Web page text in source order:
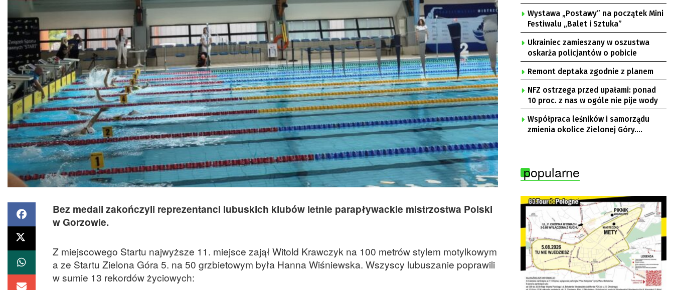
Bez medali zakończyli reprezentanci lubuskich klubów letnie parapływackie mistrzostwa Polski
w Gorzowie.
Z miejscowego Startu najwyższe 11. miejsce zajął Witold Krawczyk na 100 metrów stylem motylkowym
a ze Startu Zielona Góra 5. na 50 grzbietowym była Hanna Wiśniewska. Wszyscy lubuszanie poprawili
w sumie 13 rekordów życiowych:
Wystawa „Postawy” na początek Mini
Festiwalu „Balet i Sztuka”
Ukrainiec zamieszany w oszustwa
oskarża policjantów o pobicie
Remont deptaka zgodnie z planem
NFZ ostrzega przed upałami: ponad
10 proc. z nas w ogóle nie pije wody
Współpraca leśników i samorządu
zmienia okolice Zielonej Góry.
popularne